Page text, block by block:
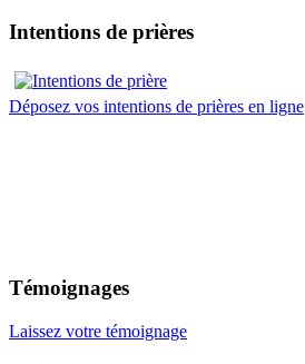
Intentions de prières
Déposez vos intentions de prières en ligne
Témoignages
Laissez votre témoignage